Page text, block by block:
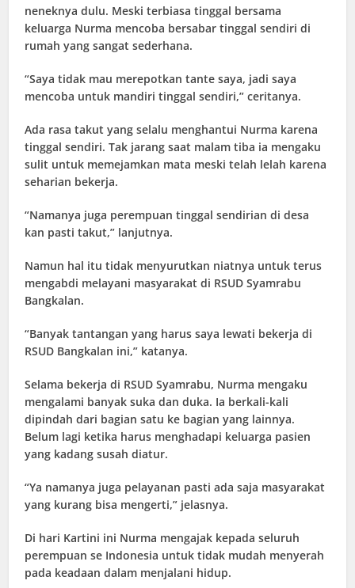
neneknya dulu. Meski terbiasa tinggal bersama
keluarga Nurma mencoba bersabar tinggal sendiri di
rumah yang sangat sederhana.
“Saya tidak mau merepotkan tante saya, jadi saya
mencoba untuk mandiri tinggal sendiri,” ceritanya.
Ada rasa takut yang selalu menghantui Nurma karena
tinggal sendiri. Tak jarang saat malam tiba ia mengaku
sulit untuk memejamkan mata meski telah lelah karena
seharian bekerja.
“Namanya juga perempuan tinggal sendirian di desa
kan pasti takut,” lanjutnya.
Namun hal itu tidak menyurutkan niatnya untuk terus
mengabdi melayani masyarakat di RSUD Syamrabu
Bangkalan.
“Banyak tantangan yang harus saya lewati bekerja di
RSUD Bangkalan ini,” katanya.
Selama bekerja di RSUD Syamrabu, Nurma mengaku
mengalami banyak suka dan duka. Ia berkali-kali
dipindah dari bagian satu ke bagian yang lainnya.
Belum lagi ketika harus menghadapi keluarga pasien
yang kadang susah diatur.
“Ya namanya juga pelayanan pasti ada saja masyarakat
yang kurang bisa mengerti,” jelasnya.
Di hari Kartini ini Nurma mengajak kepada seluruh
perempuan se Indonesia untuk tidak mudah menyerah
pada keadaan dalam menjalani hidup.